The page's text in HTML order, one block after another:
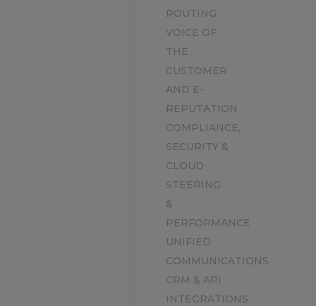
ROUTING
VOICE OF
THE
CUSTOMER
AND E-
REPUTATION
COMPLIANCE,
SECURITY &
CLOUD
STEERING
&
PERFORMANCE
UNIFIED
COMMUNICATIONS
CRM & API
INTEGRATIONS